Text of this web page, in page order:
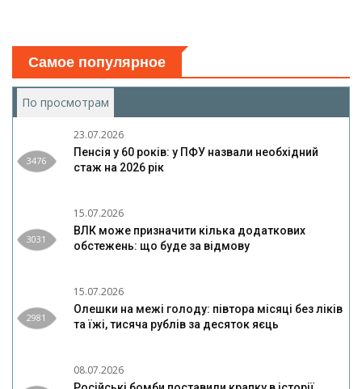
Самое популярное
По просмотрам
3476
23.07.2026
Пенсія у 60 років: у ПФУ назвали необхідний
стаж на 2026 рік
3031
15.07.2026
ВЛК може призначити кілька додаткових
обстежень: що буде за відмову
2981
15.07.2026
Олешки на межі голоду: півтора місяці без ліків
та їжі, тисяча рублів за десяток яєць
08.07.2026